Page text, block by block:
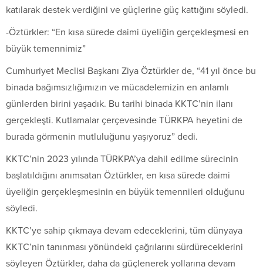
katılarak destek verdiğini ve güçlerine güç kattığını söyledi.
-Öztürkler: “En kısa sürede daimi üyeliğin gerçekleşmesi en
büyük temennimiz”
Cumhuriyet Meclisi Başkanı Ziya Öztürkler de, “41 yıl önce bu
binada bağımsızlığımızın ve mücadelemizin en anlamlı
günlerden birini yaşadık. Bu tarihi binada KKTC’nin ilanı
gerçekleşti. Kutlamalar çerçevesinde TÜRKPA heyetini de
burada görmenin mutluluğunu yaşıyoruz” dedi.
KKTC’nin 2023 yılında TÜRKPA’ya dahil edilme sürecinin
başlatıldığını anımsatan Öztürkler, en kısa sürede daimi
üyeliğin gerçekleşmesinin en büyük temennileri olduğunu
söyledi.
KKTC’ye sahip çıkmaya devam edeceklerini, tüm dünyaya
KKTC’nin tanınması yönündeki çağrılarını sürdüreceklerini
söyleyen Öztürkler, daha da güçlenerek yollarına devam